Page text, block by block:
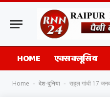
HOME एक्सक्लूसिव
Home - देश-दुनिया - राहुल गांधी 17 जनवरी को आ